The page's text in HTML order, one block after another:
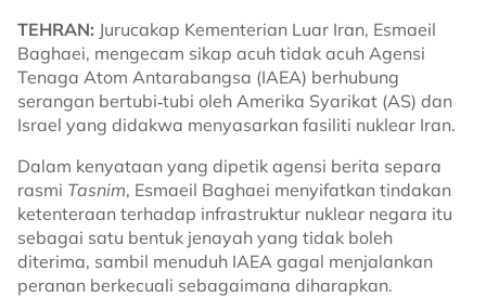
TEHRAN: Jurucakap Kementerian Luar Iran, Esmaeil
Baghaei, mengecam sikap acuh tidak acuh Agensi
Tenaga Atom Antarabangsa (IAEA) berhubung
serangan bertubi‑tubi oleh Amerika Syarikat (AS) dan
Israel yang didakwa menyasarkan fasiliti nuklear Iran.
Dalam kenyataan yang dipetik agensi berita separa
rasmi Tasnim, Esmaeil Baghaei menyifatkan tindakan
ketenteraan terhadap infrastruktur nuklear negara itu
sebagai satu bentuk jenayah yang tidak boleh
diterima, sambil menuduh IAEA gagal menjalankan
peranan berkecuali sebagaimana diharapkan.